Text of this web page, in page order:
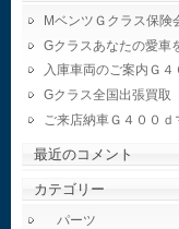
MベンツＧクラス保険
Gクラスあなたの愛車
入庫車両のご案内Ｇ
Gクラス全国出張買取
ご来店納車Ｇ４００
最近のコメント
カテゴリー
パーツ